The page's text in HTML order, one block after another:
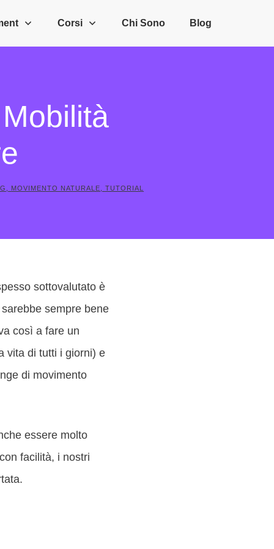
Corsi Chi Sono Blog
MOVIMENTO NATURALE ,TUTORIAL
sottovalutato è
sempre bene
così a fare un
vita di tutti i giorni) e
di movimento
essere molto
facilità, i nostri